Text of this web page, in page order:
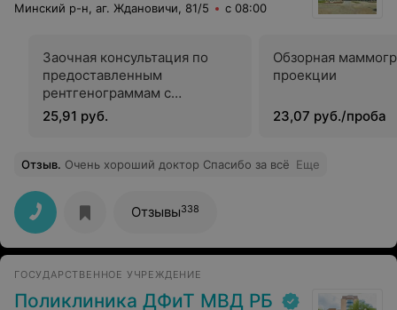
Минский р-н, аг. Ждановичи, 81/5 с 08:00
Заочная консультация по
предоставленным
рентгенограммам с
оформлением протокола
25,91 руб.
Обзорная
проекции
23,07 руб./проба
Отзыв. Очень хороший доктор Спасибо за всё Еще
Отзывы338
ГОСУДАРСТВЕННОЕ УЧРЕЖДЕНИЕ
Поликлиника ДФиТ МВД РБ